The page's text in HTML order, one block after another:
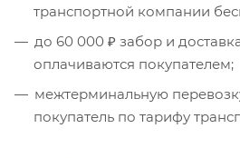
транспортной компании
до 60 000 ₽ забор и
оплачиваются покупателем;
межтерминальную
покупатель по тарифу